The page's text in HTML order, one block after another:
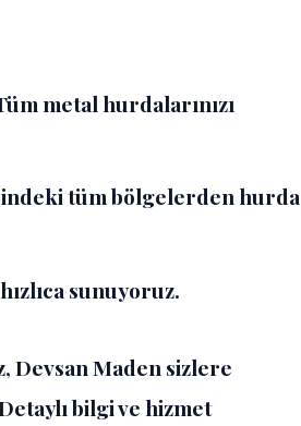
metal hurdalarınızı
tüm bölgelerden hurda
sunuyoruz.
Devsan Madensizlere
bilgi ve hizmet